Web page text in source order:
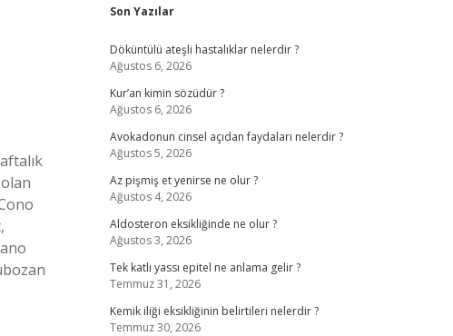
Sidebar
Son Yazılar
Döküntülü ateşli hastalıklar nelerdir ?
Ağustos 6, 2026
Kur’an kimin sözüdür ?
Ağustos 6, 2026
Avokadonun cinsel açıdan faydaları nelerdir ?
Ağustos 5, 2026
Az pişmiş et yenirse ne olur ?
Ağustos 4, 2026
Aldosteron eksikliğinde ne olur ?
Ağustos 3, 2026
Tek katlı yassı epitel ne anlama gelir ?
Temmuz 31, 2026
Kemik iliği eksikliğinin belirtileri nelerdir ?
Temmuz 30, 2026